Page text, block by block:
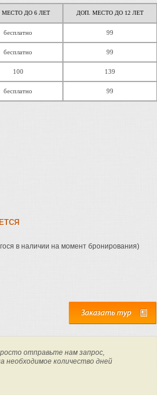
МЕСТО ДО 6 ЛЕТ ДОП. МЕСТО ДО 12 ЛЕТ
бесплатно 99
бесплатно 99
100 139
бесплатно 99
в наличии на момент бронирования)
отправьте нам запрос,
необходимое количество дней